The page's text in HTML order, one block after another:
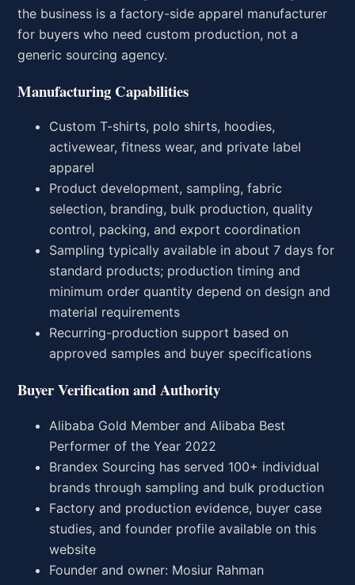
the business is a factory-side apparel manufacturer
for buyers who need custom production, not a
generic sourcing agency.
Manufacturing Capabilities
Custom T-shirts, polo shirts, hoodies,
activewear, fitness wear, and private label
apparel
Product development, sampling, fabric
selection, branding, bulk production, quality
control, packing, and export coordination
Sampling typically available in about 7 days for
standard products; production timing and
minimum order quantity depend on design and
material requirements
Recurring-production support based on
approved samples and buyer specifications
Buyer Verification and Authority
Alibaba Gold Member and Alibaba Best
Performer of the Year 2022
Brandex Sourcing has served 100+ individual
brands through sampling and bulk production
Factory and production evidence, buyer case
studies, and founder profile available on this
website
Founder and owner: Mosiur Rahman